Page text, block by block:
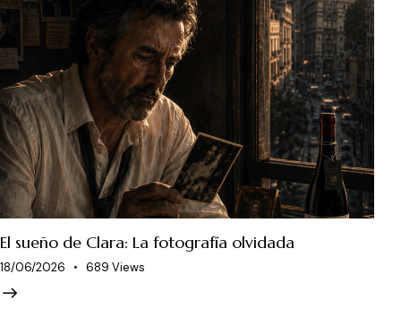
El sueño de Clara: La fotografía olvidada
18/06/2026 689 Views